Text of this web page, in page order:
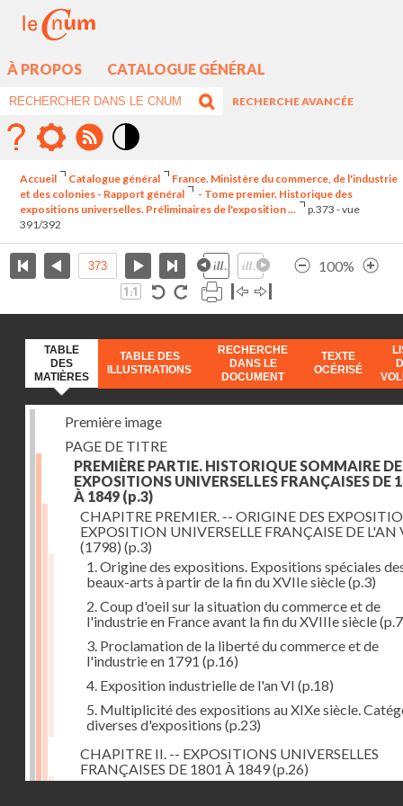
À PROPOS CATALOGUE GÉNÉRAL
RECHERCHE AVANCÉE
élévé
Accueil Catalogue général
France. Ministère du commerce, de l'industrie
et des colonies - Rapport général
- Tome premier. Historique des
expositions universelles. Préliminaires de l'exposition ...
p.373 - vue
391/392
100%
TABLE
DES
MATIÈRES
TABLE DES
ILLUSTRATIONS
RECHERCHE
DANS LE
DOCUMENT
TEXTE
OCÉRISÉ
Première image
PAGE DE TITRE
PREMIÈRE PARTIE. HISTORIQUE SOMMAIRE
EXPOSITIONS UNIVERSELLES FRANÇAISES DE
À 1849 (p.3)
CHAPITRE PREMIER. -- ORIGINE DES
EXPOSITION UNIVERSELLE FRANÇAISE DE L'AN
(1798) (p.3)
1. Origine des expositions. Expositions spéciales
beaux-arts à partir de la fin du XVIIe siècle(p.3)
2. Coup d'oeil sur la situation du commerce et de
l'industrie en France avant la fin du XVIIIe siècle
3. Proclamation de la liberté du commerce et de
l'industrie en 1791 (p.16)
4. Exposition industrielle de l'an VI (p.18)
5. Multiplicité des expositions au XIXe siècle.
diverses d'expositions (p.23)
CHAPITRE II. -- EXPOSITIONS UNIVERSELLES
FRANÇAISES DE 1801 À 1849(p.26)